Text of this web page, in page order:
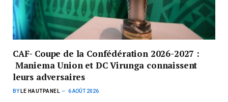
CAF- Coupe de la Confédération 2026-2027 :
Maniema Union et DC Virunga connaissent
leurs adversaires
BY LE HAUTPANEL 6 AOÛT 2026